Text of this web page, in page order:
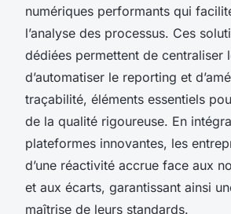
numériques performants qui
l’analyse des processus. Ces
dédiées permettent de centraliser
d’automatiser le reporting et
traçabilité, éléments essentiels
de la qualité rigoureuse. En
plateformes innovantes, les
d’une réactivité accrue face aux
et aux écarts, garantissant ainsi
maîtrise de leurs standards.